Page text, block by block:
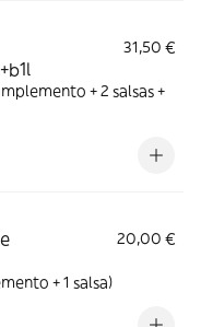
31,50 €
+ 2 salsas +
20,00 €
+ 1 salsa)